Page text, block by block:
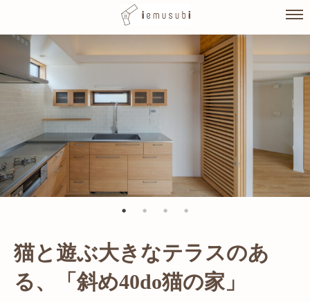
Skip
content
猫と遊ぶ大きなテラスのあ
る、「斜め40do猫の家」
光が溢れ、広がりある空間の
家